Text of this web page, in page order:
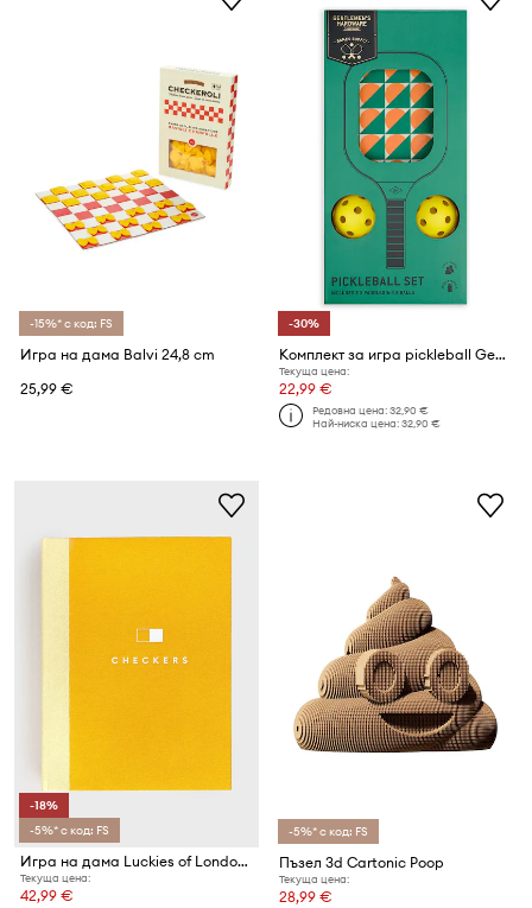
-15%* с код: FS
Игра на дама Balvi 24,8 cm
25,99 €
-30%
Комплект за игра pickleball Gentlemen's Hardware Pickle Ball Set
Текуща цена:
22,99 €
Редовна цена:32,90 €
Най-ниска цена:32,90 €
-18%
-5%* с код: FS
Игра на дама Luckies of London Coffee Table Book Games
Текуща цена:
42,99 €
-5%* с код: FS
Пъзел 3d Cartonic Poop
Текуща цена:
28,99 €